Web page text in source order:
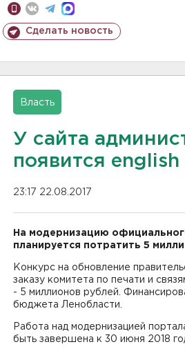
Сделать новость
Власть
У сайта
появится english
23:17 22.08.2017
На модернизацию
планируется потратить 5
Конкурс на обновление
заказу комитета по печати и
- 5 миллионов рублей.
бюджета Ленобласти.
Работа над модернизацией
быть завершена к 30 июня 2018